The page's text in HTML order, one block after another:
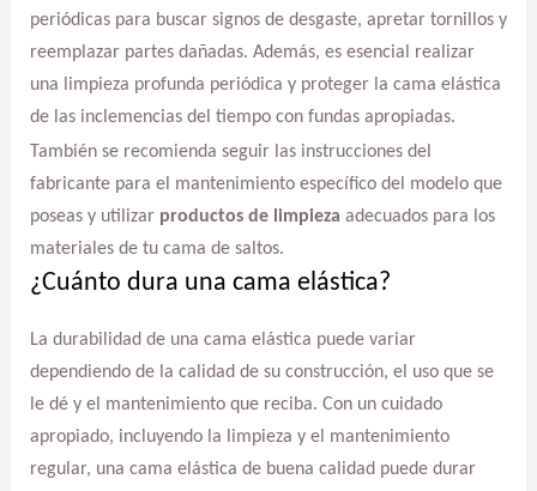
periódicas para buscar signos de desgaste, apretar tornillos y
reemplazar partes dañadas. Además, es esencial realizar
una limpieza profunda periódica y proteger la cama elástica
de las inclemencias del tiempo con fundas apropiadas.
También se recomienda seguir las instrucciones del
fabricante para el mantenimiento específico del modelo que
poseas y utilizar productos de limpieza adecuados para los
materiales de tu cama de saltos.
¿Cuánto dura una cama elástica?
La durabilidad de una cama elástica puede variar
dependiendo de la calidad de su construcción, el uso que se
le dé y el mantenimiento que reciba. Con un cuidado
apropiado, incluyendo la limpieza y el mantenimiento
regular, una cama elástica de buena calidad puede durar